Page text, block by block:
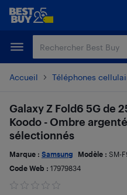
Passer
principal
Passer
Accueil Téléphones
Galaxy Z Fold6 5G de
Koodo - Ombre
sélectionnés
Marque : Samsung Modèle : SM-
Code Web : 17979834